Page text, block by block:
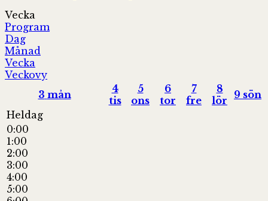
Vecka
Program
Dag
Månad
Vecka
Veckovy
3 mån
4
tis
5
ons
6
tor
7
fre
8
lör
9 sön
Heldag
0:00
1:00
2:00
3:00
4:00
5:00